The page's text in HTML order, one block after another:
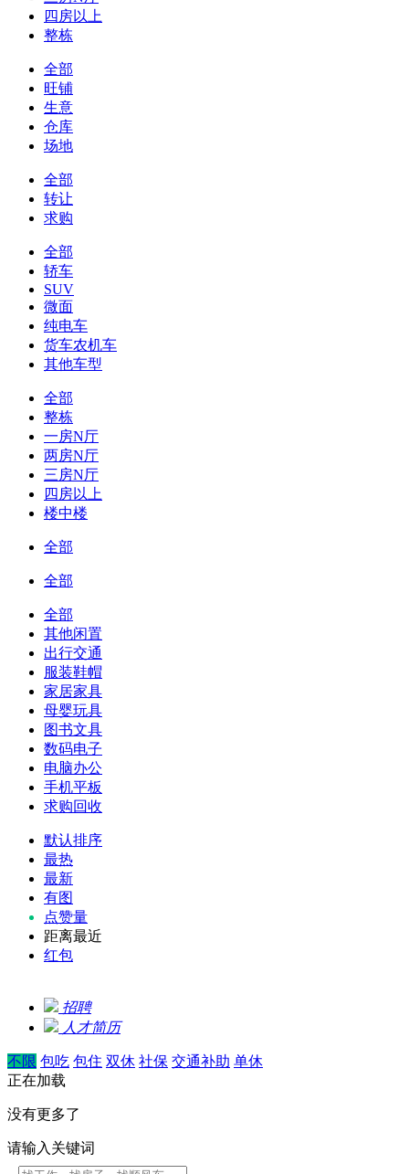
四房以上
整栋
全部
旺铺
生意
仓库
场地
全部
转让
求购
全部
轿车
SUV
微面
纯电车
货车农机车
其他车型
全部
整栋
一房N厅
两房N厅
三房N厅
四房以上
楼中楼
全部
全部
全部
其他闲置
出行交通
服装鞋帽
家居家具
母婴玩具
图书文具
数码电子
电脑办公
手机平板
求购回收
默认排序
最热
最新
有图
点赞量
距离最近
红包
招聘
人才简历
不限 包吃 包住 双休 社保 交通补助 单休
正在加载
没有更多了
请输入关键词